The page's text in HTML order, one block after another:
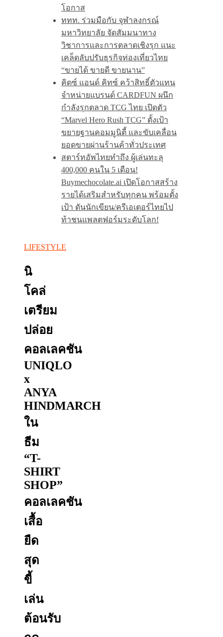
โอกาส
ททท. ร่วมมือกับ จุฬาลงกรณ์
มหาวิทยาลัย จัดสัมมนาทาง
วิชาการและการตลาดเชิงรุก แนะ
เคล็ดลับปรับธุรกิจท่องเที่ยวไทย
“ขายได้ ขายดี ขายนาน”
คิดซ์ แอนด์ คิทซ์ คว้าสิทธิ์ตัวแทน
จำหน่ายแบรนด์ CARDFUN ผนึก
กำลังรุกตลาด TCG ไทย เปิดตัว
“Marvel Hero Rush TCG” ตั้งเป้า
ขยายฐานคอมมูนิตี้ และขับเคลื่อน
ยอดขายผ่านร้านค้าทั่วประเทศ
สตาร์ทอัพไทยทำถึง ผู้เล่นทะลุ
400,000 คนใน 5 เดือน!
Buymechocolate.ai เปิดโอกาสสร้าง
รายได้เสริมสำหรับทุกคน พร้อมตั้ง
เป้า ดันนักเขียน/ครีเอเตอร์ไทยไป
ท้าชนแพลตฟอร์มระดับโลก!
LIFESTYLE
นิ
โคล่
เตรียม
ปล่อย
คอลเลคชัน
UNIQLO
x
ANYA
HINDMARCH
ใน
ธีม
“T-
SHIRT
SHOP”
คอลเลคชัน
เสื้อ
ยืด
สุด
ขี้
เล่น
ต้อนรับ